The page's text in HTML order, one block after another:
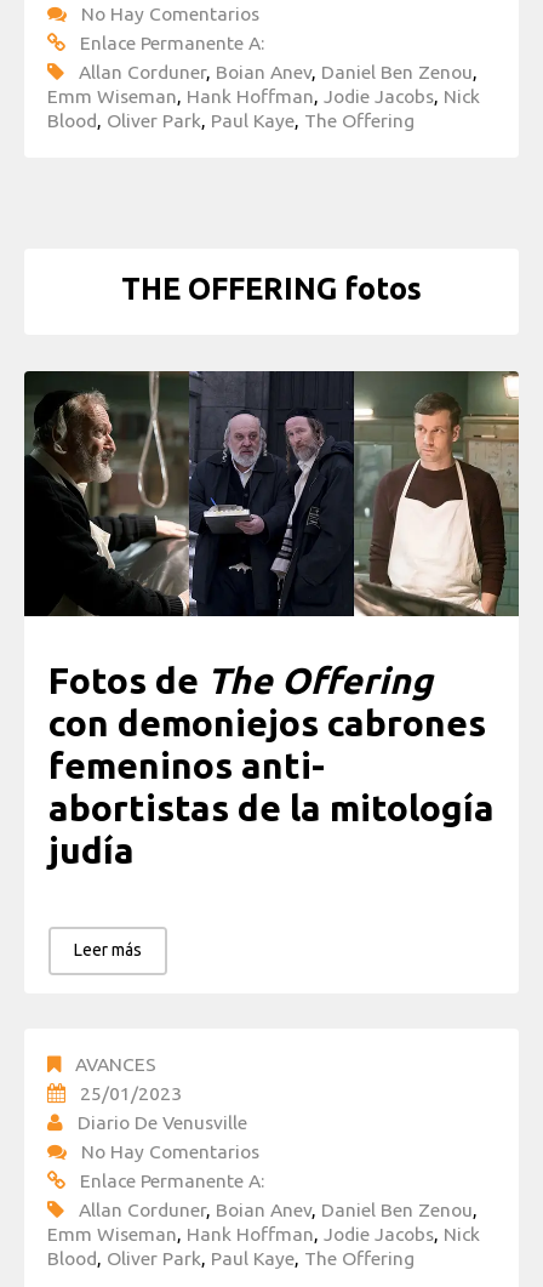
No Hay Comentarios
Enlace Permanente A:
Allan Corduner, Boian Anev, Daniel Ben Zenou,
Emm Wiseman, Hank Hoffman, Jodie Jacobs, Nick
Blood, Oliver Park, Paul Kaye, The Offering
THE OFFERING fotos
Fotos de The Offering
con demoniejos cabrones
femeninos anti-
abortistas de la mitología
judía
Leer más
AVANCES
25/01/2023
Diario De Venusville
No Hay Comentarios
Enlace Permanente A:
Allan Corduner, Boian Anev, Daniel Ben Zenou,
Emm Wiseman, Hank Hoffman, Jodie Jacobs, Nick
Blood, Oliver Park, Paul Kaye, The Offering